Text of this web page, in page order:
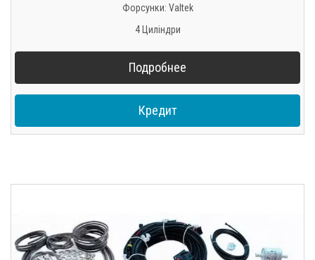
Форсунки: Valtek
4 Циліндри
Подробнее
Кредит